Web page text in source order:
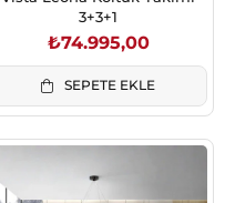
3+3+1
₺74.995,00
SEPETE EKLE